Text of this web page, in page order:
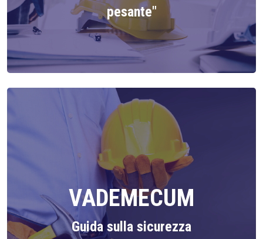
pesante"
VADEMECUM
Guida sulla sicurezza